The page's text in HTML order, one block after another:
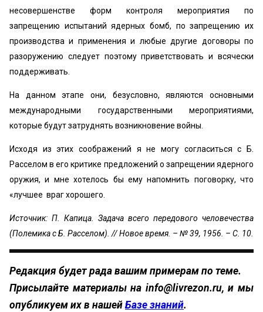
несовершенстве форм контроля мероприятия по
запрещению испытаний ядерных бомб, по запрещению их
производства и применения и любые другие договоры по
разоружению следует поэтому приветствовать и всячески
поддерживать.
На данном этапе они, безусловно, являются основными
международными государственными мероприятиями,
которые будут затруднять возникновение войны.
Исходя из этих соображений я не могу согласиться с Б.
Расселом в его критике предложений о запрещении ядерного
оружия, и мне хотелось бы ему напомнить поговорку, что
«лучшее враг хорошего.
Источник: П. Капица. Задача всего передового человечества
(Полемика с Б. Расселом). // Новое время. – № 39, 1956. – С. 10.
Редакция будет рада вашим примерам по теме.
Присылайте материалы на info@livrezon.ru, и мы
опубликуем их в нашей Базе знаний.